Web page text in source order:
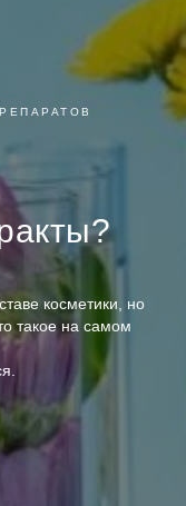
косметики, но
такое на самом